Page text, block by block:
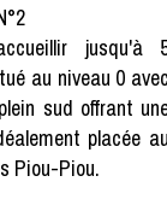
jusqu'à
au niveau 0
sud offrant
placée
Piou-Piou.